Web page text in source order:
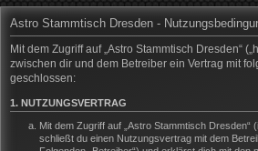
Astro Stammtisch Dresden -
Mit dem Zugriff auf „Astro Stammtisch Dresden“
zwischen dir und dem Betreiber ein Vertrag mit
geschlossen:
1. NUTZUNGSVERTRAG
Mit dem Zugriff auf „Astro Stammtisch Dresden“
schließt du einen Nutzungsvertrag mit dem